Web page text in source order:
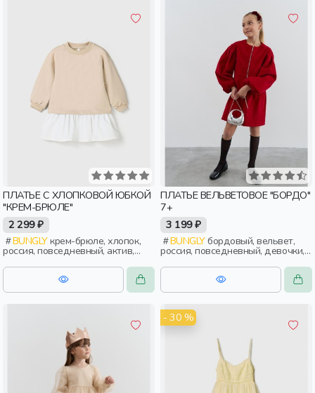
ПЛАТЬЕ С ХЛОПКОВОЙ ЮБКОЙ
"КРЕМ-БРЮЛЕ"
2 299 ₽
BUNGLYкрем-брюле, хлопок,
россия, повседневный, актив,
девочки, дети, малыши,
дошкольники
ПЛАТЬЕ ВЕЛЬВЕТОВОЕ "БОРДО"
7+
3 199 ₽
BUNGLYбордовый, вельвет,
россия, повседневный, девочки,
дети, школьники, подростки
- 30 %